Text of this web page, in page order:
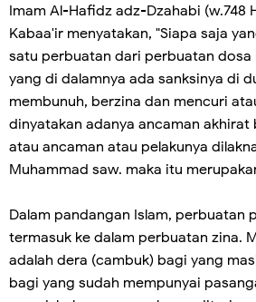
Imam Al-Hafidz adz-Dzahabi (w.748
Kabaa'ir menyatakan, "Siapa saja
satu perbuatan dari perbuatan dosa
yang di dalamnya ada sanksinya di
membunuh, berzina dan mencuri
dinyatakan adanya ancaman akhirat
atau ancaman atau pelakunya
Muhammad saw. maka itu
Dalam pandangan Islam, perbuatan
termasuk ke dalam perbuatan zina.
adalah dera (cambuk) bagi yang
bagi yang sudah mempunyai